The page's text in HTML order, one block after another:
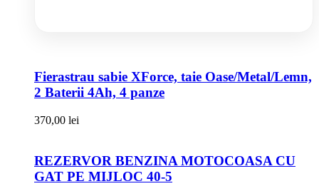
Fierastrau sabie XForce, taie Oase/Metal/Lemn,
2 Baterii 4Ah, 4 panze
370,00 lei
REZERVOR BENZINA MOTOCOASA CU
GAT PE MIJLOC 40-5